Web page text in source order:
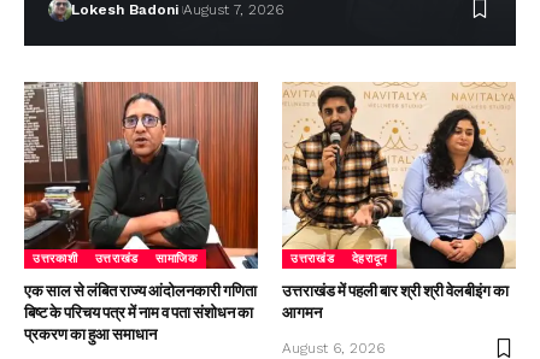
Lokesh Badoni August 7, 2026
उत्तरकाशी उत्तराखंड सामाजिक
एक साल से लंबित राज्य आंदोलनकारी गणिता
बिष्ट के परिचय पत्र में नाम व पता संशोधन का
प्रकरण का हुआ समाधान
उत्तराखंड देहरादून
उत्तराखंड में पहली बार श्री श्री वेलबीइंग का
आगमन
August 6, 2026